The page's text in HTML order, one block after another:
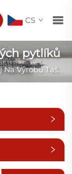
CS
pytlíků
Na Výrobu Tašek